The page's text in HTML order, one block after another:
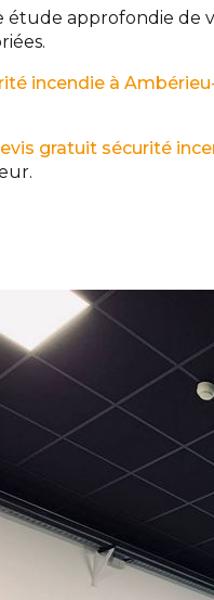
approfondie de
incendieà
gratuit sécurité